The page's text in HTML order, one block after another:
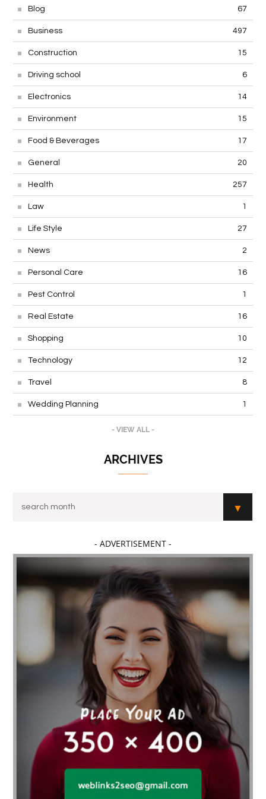
Blog 67
Business 497
Construction 15
Driving school 6
Electronics 14
Environment 15
Food & Beverages 17
General 20
Health 257
Law 1
Life Style 27
News 2
Personal Care 16
Pest Control 1
Real Estate 16
Shopping 10
Technology 12
Travel 8
Wedding Planning 1
- VIEW ALL -
ARCHIVES
- ADVERTISEMENT -